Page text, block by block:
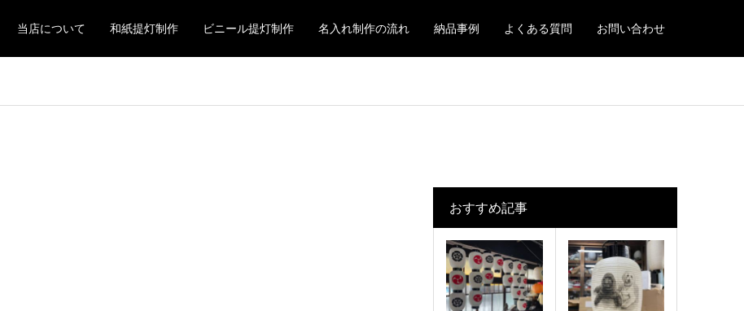
当店について 和紙提灯制作 ビニール提灯制作 名入れ制作の流れ 納品事例 よくある質問 お問い合わせ
おすすめ記事